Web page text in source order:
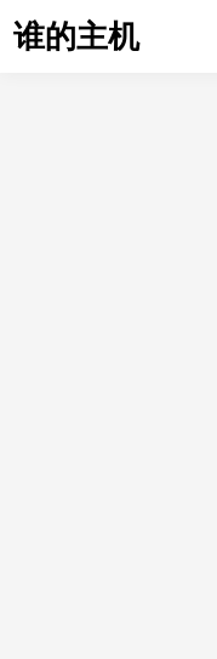
to谁的主机